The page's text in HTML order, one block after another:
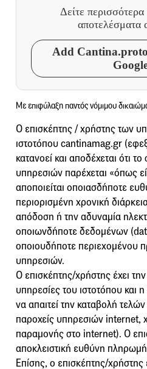
Δείτε
αποτελέσματα
Add
Mε επιφύλαξη παντός νόμιμου
Ο επισκέπτης / χρήστης των
ιστοτόπου cantinamag.gr
κατανοεί και αποδέχεται ότι
υπηρεσιών παρέχεται «όπως
αποποιείται οποιασδήποτε
περιορισμένη χρονική
απόδοση ή την αδυναμία
οποιωνδήποτε δεδομένων
οποιουδήποτε περιεχομένου
υπηρεσιών.
Ο επισκέπτης/χρήστης έχει
υπηρεσίες του ιστοτόπου και
να απαιτεί την καταβολή
παροχείς υπηρεσιών internet,
παραμονής στο internet). Ο
αποκλειστική ευθύνη
Επίσης, ο επισκέπτης/χρήστης